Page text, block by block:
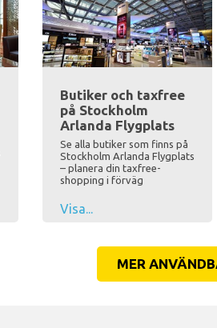
Butiker och taxfree
på Stockholm
Arlanda Flygplats
Se alla butiker som finns på
Stockholm Arlanda Flygplats
– planera din taxfree-
shopping i förväg
Visa...
MER